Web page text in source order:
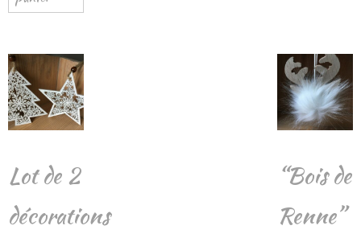
Lot de 2
décorations
“Bois de
Renne”